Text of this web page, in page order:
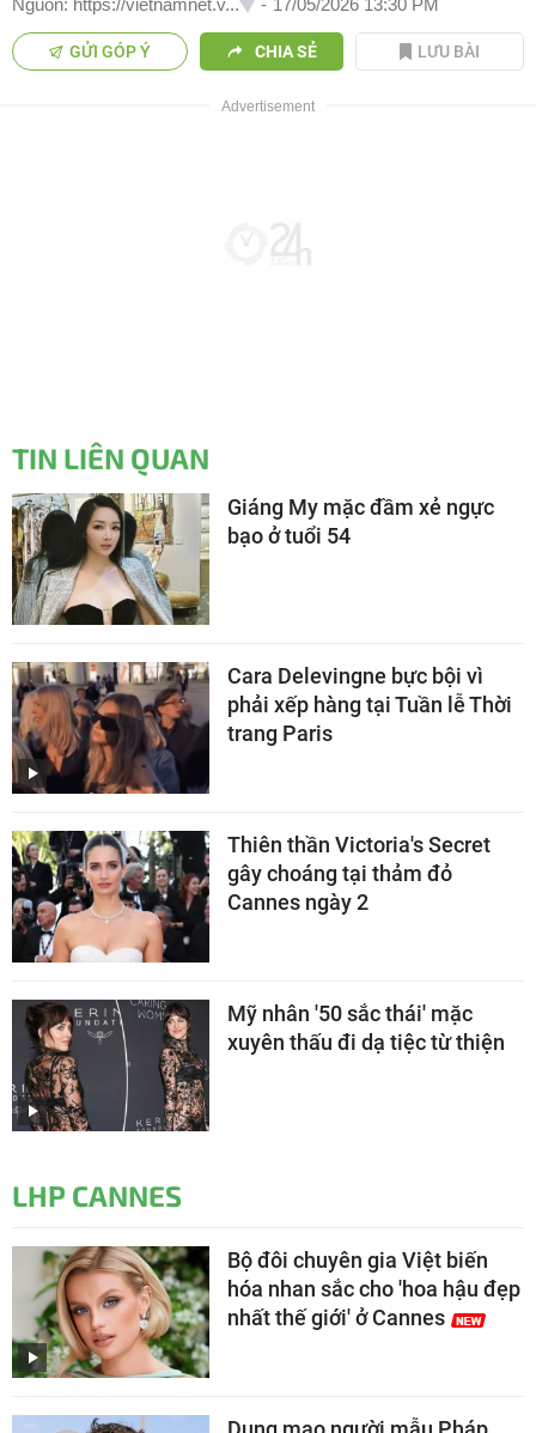
GỬI GÓP Ý CHIA SẺ LƯU BÀI
TIN LIÊN QUAN
Giáng My mặc đầm xẻ ngực
bạo ở tuổi 54
Cara Delevingne bực bội vì
phải xếp hàng tại Tuần lễ Thời
trang Paris
Thiên thần Victoria's Secret
gây choáng tại thảm đỏ
Cannes ngày 2
Mỹ nhân '50 sắc thái' mặc
xuyên thấu đi dạ tiệc từ thiện
LHP CANNES
Bộ đôi chuyên gia Việt biến
hóa nhan sắc cho 'hoa hậu đẹp
nhất thế giới' ở Cannes